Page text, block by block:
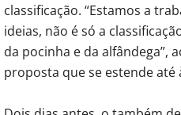
classificação. “Estamos a
ideias, não é só a
da pocinha e da alfândega”,
proposta que se estende até